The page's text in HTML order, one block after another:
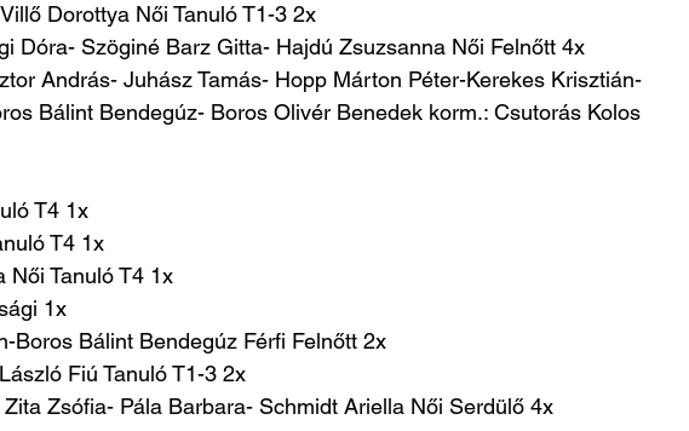
Dorottya Női Tanuló T1-3 2x
Dóra- Szöginé Barz Gitta- Hajdú Zsuzsanna Női Felnőtt 4x
András- Juhász Tamás- Hopp Márton Péter-Kerekes Krisztián-
Bálint Bendegúz- Boros Olivér Benedek korm.: Csutorás Kolos
T4 1x
T4 1x
Női Tanuló T4 1x
1x
Boros Bálint Bendegúz Férfi Felnőtt 2x
Fiú Tanuló T1-3 2x
Zsófia- Pála Barbara- Schmidt Ariella Női Serdülő 4x